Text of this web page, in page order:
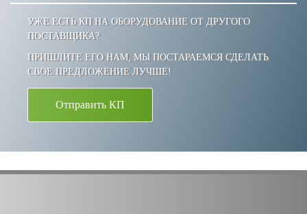
УЖЕ ЕСТЬ КП НА ОБОРУДОВАНИЕ ОТ ДРУГОГО
ПОСТАВЩИКА?
ПРИШЛИТЕ ЕГО НАМ, МЫ ПОСТАРАЕМСЯ СДЕЛАТЬ
СВОЕ ПРЕДЛОЖЕНИЕ ЛУЧШЕ!
Отправить КП